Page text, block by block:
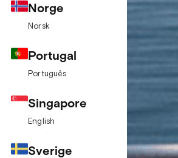
Norge
Norsk
Portugal
Português
Singapore
English
Sverige